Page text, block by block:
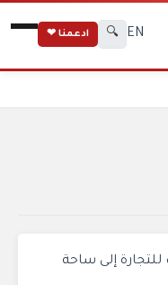
EN
🔍 ادعمنا ❤